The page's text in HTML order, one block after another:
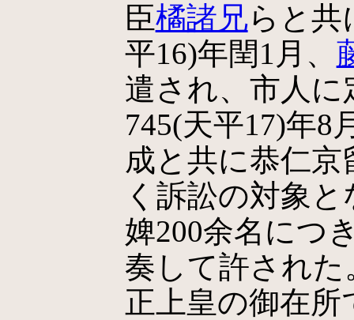
臣橘諸兄らと共
平16)年閏1月、
遣され、市人
745(天平17)年8
成と共に恭仁京
く訴訟の対象
婢200余名につ
奏して許された
正上皇の御在